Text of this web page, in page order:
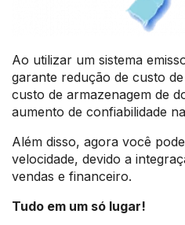
Ao utilizar um sistema
garante redução de custo
custo de armazenagem de
aumento de confiabilidade
Além disso, agora você
velocidade, devido a
vendas e financeiro.
Tudo em um só lugar!